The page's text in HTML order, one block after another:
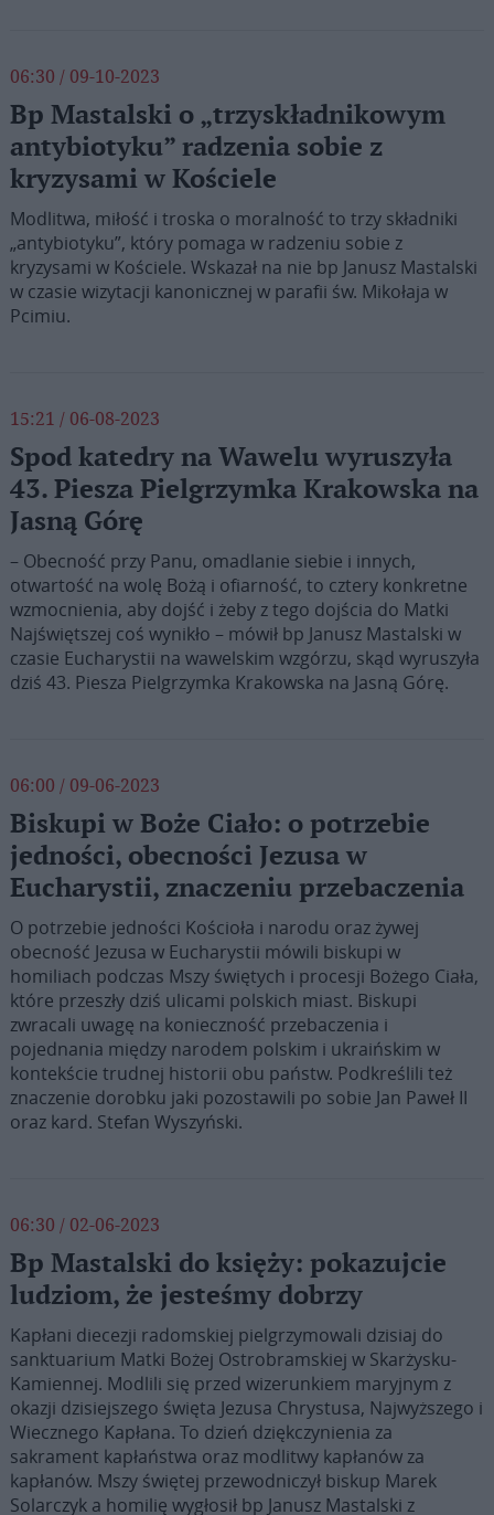
06:30 / 09-10-2023
Bp Mastalski o „trzyskładnikowym
antybiotyku” radzenia sobie z
kryzysami w Kościele
Modlitwa, miłość i troska o moralność to trzy składniki
„antybiotyku”, który pomaga w radzeniu sobie z
kryzysami w Kościele. Wskazał na nie bp Janusz Mastalski
w czasie wizytacji kanonicznej w parafii św. Mikołaja w
Pcimiu.
15:21 / 06-08-2023
Spod katedry na Wawelu wyruszyła
43. Piesza Pielgrzymka Krakowska na
Jasną Górę
– Obecność przy Panu, omadlanie siebie i innych,
otwartość na wolę Bożą i ofiarność, to cztery konkretne
wzmocnienia, aby dojść i żeby z tego dojścia do Matki
Najświętszej coś wynikło – mówił bp Janusz Mastalski w
czasie Eucharystii na wawelskim wzgórzu, skąd wyruszyła
dziś 43. Piesza Pielgrzymka Krakowska na Jasną Górę.
06:00 / 09-06-2023
Biskupi w Boże Ciało: o potrzebie
jedności, obecności Jezusa w
Eucharystii, znaczeniu przebaczenia
O potrzebie jedności Kościoła i narodu oraz żywej
obecność Jezusa w Eucharystii mówili biskupi w
homiliach podczas Mszy świętych i procesji Bożego Ciała,
które przeszły dziś ulicami polskich miast. Biskupi
zwracali uwagę na konieczność przebaczenia i
pojednania między narodem polskim i ukraińskim w
kontekście trudnej historii obu państw. Podkreślili też
znaczenie dorobku jaki pozostawili po sobie Jan Paweł II
oraz kard. Stefan Wyszyński.
06:30 / 02-06-2023
Bp Mastalski do księży: pokazujcie
ludziom, że jesteśmy dobrzy
Kapłani diecezji radomskiej pielgrzymowali dzisiaj do
sanktuarium Matki Bożej Ostrobramskiej w Skarżysku-
Kamiennej. Modlili się przed wizerunkiem maryjnym z
okazji dzisiejszego święta Jezusa Chrystusa, Najwyższego i
Wiecznego Kapłana. To dzień dziękczynienia za
sakrament kapłaństwa oraz modlitwy kapłanów za
kapłanów. Mszy świętej przewodniczył biskup Marek
Solarczyk a homilię wygłosił bp Janusz Mastalski z